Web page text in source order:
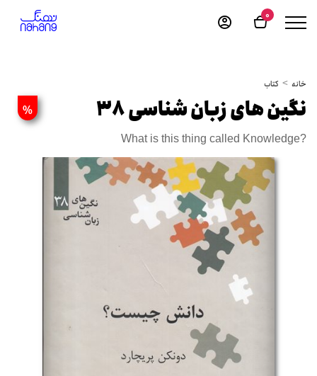
0
خانه کتاب
% نگین های زبان شناسی 38
What is this thing called Knowledge?